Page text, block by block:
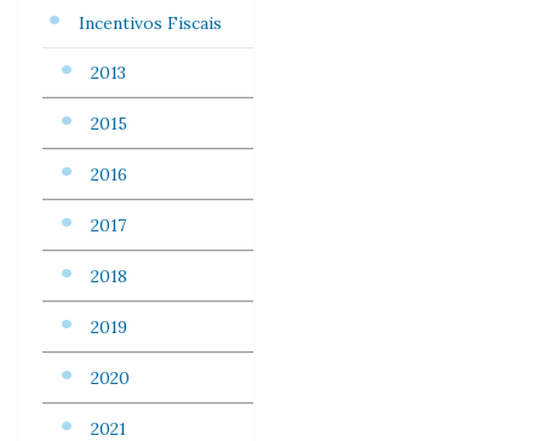
Incentivos Fiscais
2013
2015
2016
2017
2018
2019
2020
2021